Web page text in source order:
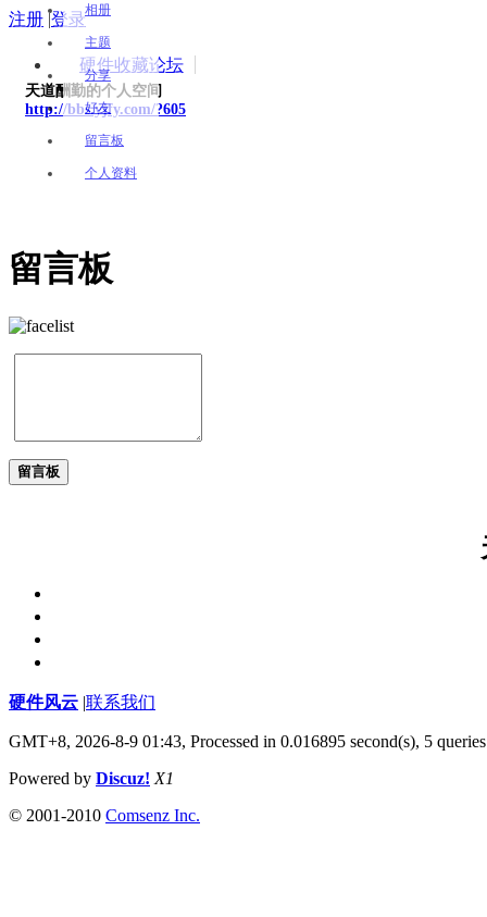
注册 |登录
硬件收藏论坛
天道酬勤的个人空间
http://bbs.yjfy.com/?605
相册
主题
分享
好友
留言板
个人资料
留言板
留言板
硬件风云 联系我们
GMT+8, 2026-8-9 01:43, Processed in 0.016895 second(s), 5 queries
Powered by Discuz! X1
© 2001-2010 Comsenz Inc.